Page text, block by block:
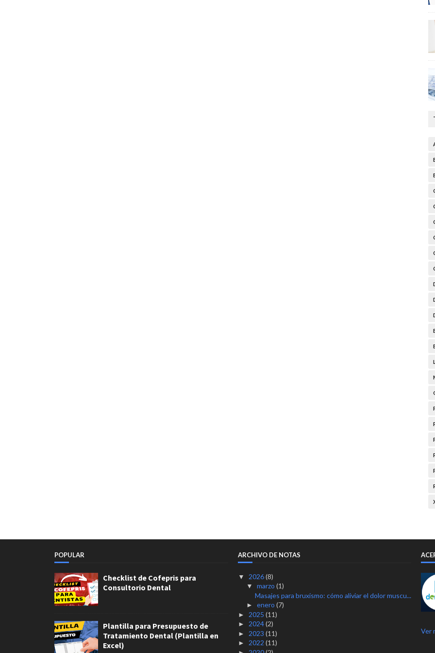
POPULAR
Checklist de Cofepris para
Consultorio Dental
Plantilla para Presupuesto de
Tratamiento Dental (Plantilla en
Excel)
ARCHIVO DE NOTAS
▼ 2026(8)
▼ marzo (1)
Masajes para bruxismo: cómo aliviar el dolor muscu...
► enero (7)
► 2025 (11)
► 2024(2)
► 2023 (11)
► 2022 (11)
Ver